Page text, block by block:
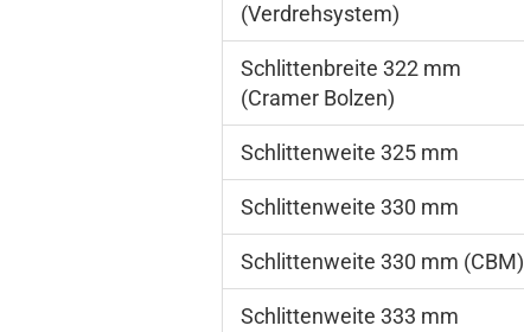
(Verdrehsystem)
Schlittenbreite 322 mm
(Cramer Bolzen)
Schlittenweite 325 mm
Schlittenweite 330 mm
Schlittenweite 330 mm (CBM)
Schlittenweite 333 mm